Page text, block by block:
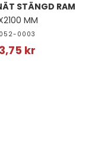
STÄNGD RAM
MM
0003
kr